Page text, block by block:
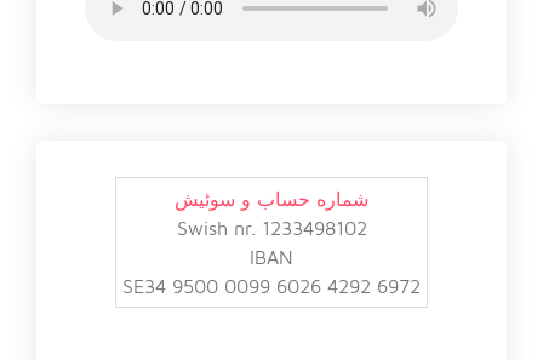
شماره حساب و سوئیش
Swish nr. 1233498102
IBAN
SE34 9500 0099 6026 4292 6972